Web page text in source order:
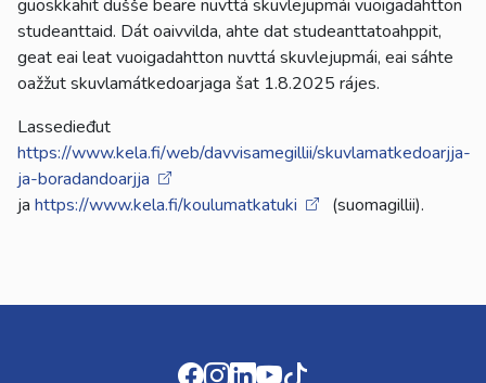
guoskkahit dušše beare nuvttá skuvlejupmái vuoigadahtton
studeanttaid. Dát oaivvilda, ahte dat studeanttatoahppit,
geat eai leat vuoigadahtton nuvttá skuvlejupmái, eai sáhte
oažžut skuvlamátkedoarjaga šat 1.8.2025 rájes.
Lassedieđut
https://www.kela.fi/web/davvisamegillii/skuvlamatkedoarjja-
ja-boradandoarjja
ja https://www.kela.fi/koulumatkatuki (suomagillii).
Facebook
Instagram
LinkedIn
Youtube